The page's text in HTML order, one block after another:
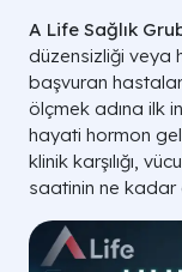
A Life Sağlık
düzensizliği veya
başvuran
ölçmek adına ilk
hayati hormon
klinik karşılığı,
saatinin ne kadar